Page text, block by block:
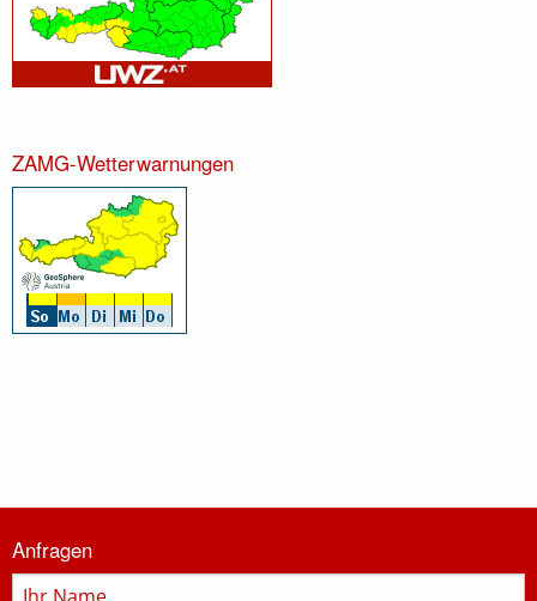
ZAMG-Wetterwarnungen
zur
Feuerwehr
Anfragen
Name